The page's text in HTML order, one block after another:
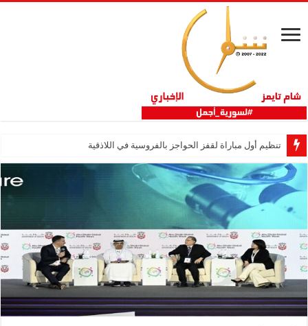
تنظيم أول مباراة لقفز الحواجز بالفروسية في اللاذقية